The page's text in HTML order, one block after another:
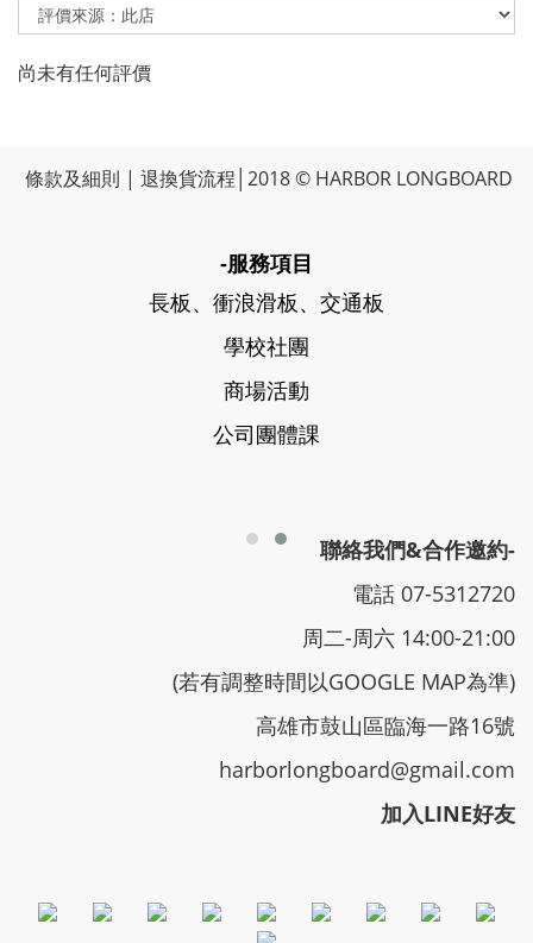
尚未有任何評價
條款及細則 | 退換貨流程 │2018 © HARBOR LONGBOARD
-服務項目
長板、衝浪滑板、交通板
學校社團
商場活動
公司團體課
聯絡我們&合作邀約-
電話 07-5312720
周二-周六 14:00-21:00
(若有調整時間以GOOGLE MAP為準)
高雄市鼓山區臨海一路16號
harborlongboard@gmail.com
加入LINE好友